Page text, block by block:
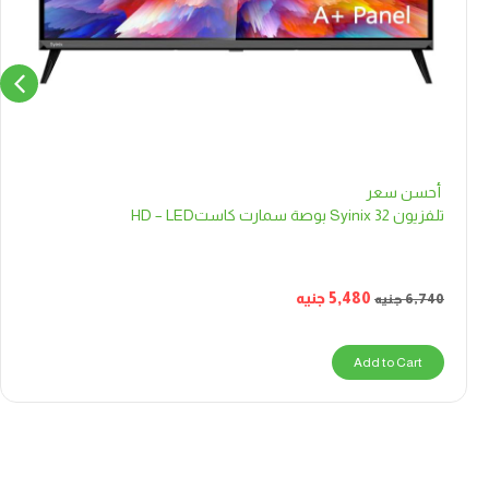
أحسن سعر
تلفزيون Syinix 32 بوصة سمارت كاستHD – LED
6,740جنيه 5,480جنيه
Add to Cart